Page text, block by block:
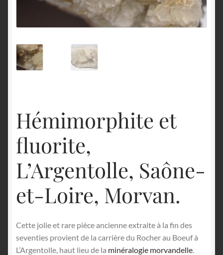
Hémimorphite et
fluorite,
L’Argentolle, Saône-
et-Loire, Morvan.
Cette jolie et rare pièce ancienne extraite à la fin des
seventies provient de la carrière du Rocher au Boeuf à
L’Argentolle, haut lieu de la minéralogie morvandelle